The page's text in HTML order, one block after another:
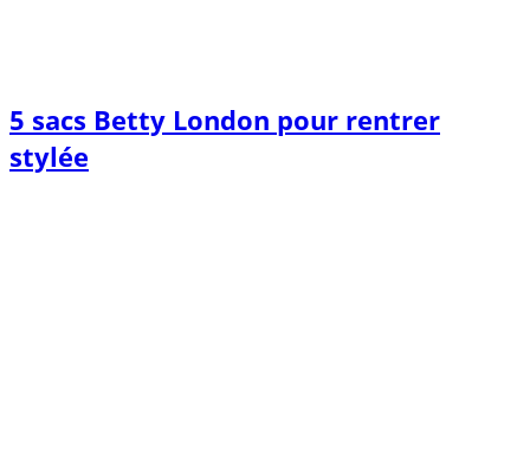
5 sacs Betty London pour rentrer
stylée